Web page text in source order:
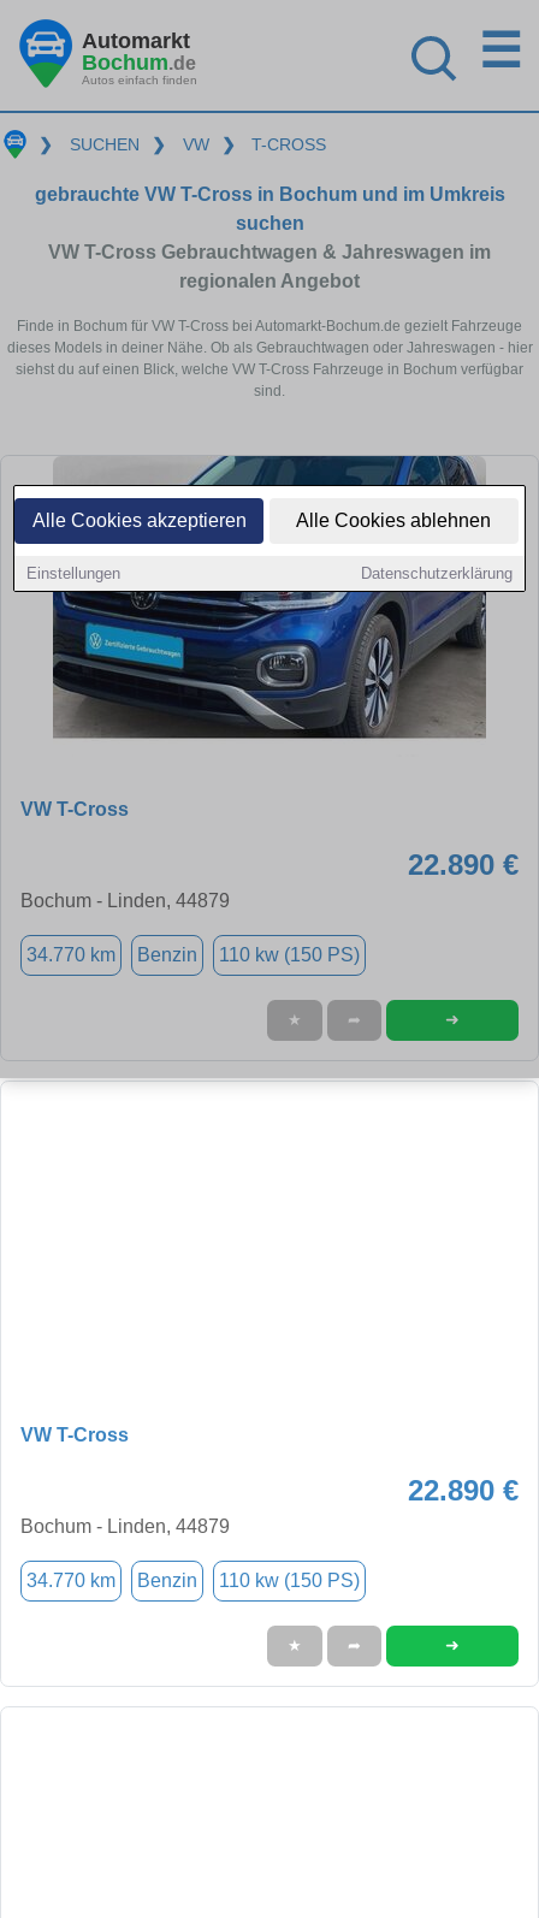
Alle Cookies akzeptieren Alle Cookies ablehnen
Einstellungen Datenschutzerklärung
Automarkt
Bochum.de
Autos einfach finden
☰
❯ SUCHEN ❯ VW ❯ T-CROSS
gebrauchte VW T-Cross in Bochum und im Umkreis
suchen
VW T-Cross Gebrauchtwagen & Jahreswagen im
regionalen Angebot
Finde in Bochum für VW T-Cross bei Automarkt-Bochum.de gezielt Fahrzeuge
dieses Models in deiner Nähe. Ob als Gebrauchtwagen oder Jahreswagen - hier
siehst du auf einen Blick, welche VW T-Cross Fahrzeuge in Bochum verfügbar
sind.
VW T-Cross
22.890 €
Bochum - Linden, 44879
34.770 km Benzin 110 kw (150 PS)
★ ➦ ➜
VW T-Cross
22.890 €
Bochum - Linden, 44879
34.770 km Benzin 110 kw (150 PS)
★ ➦ ➜